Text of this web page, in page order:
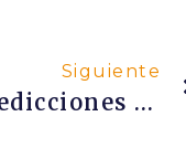
Siguiente
Predicciones Sobre 2012: Sri Dharma Mittra